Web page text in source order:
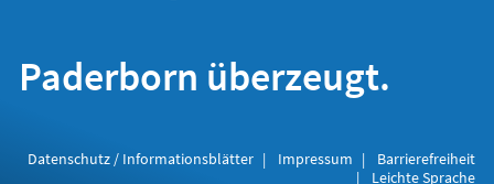
Paderborn überzeugt.
Datenschutz / Informationsblätter Impressum
Barrierefreiheit
Leichte Sprache